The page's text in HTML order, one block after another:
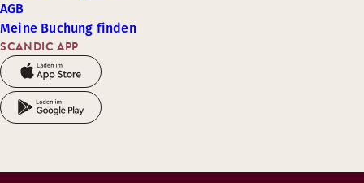
SCANDIC APP
AGB
Meine Buchung finden